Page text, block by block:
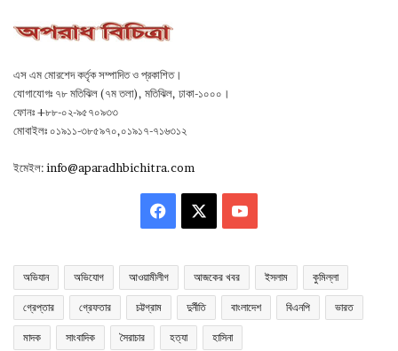
এস এম মোরশেদ কর্তৃক সম্পাদিত ও প্রকাশিত।
যোগাযোগঃ ৭৮ মতিঝিল (৭ম তলা), মতিঝিল, ঢাকা-১০০০।
ফোনঃ +৮৮-০২-৯৫৭০৯৩৩
মোবাইলঃ ০১৯১১-৩৮৫৯৭০,০১৯১৭-৭১৬৩১২
ইমেইল:info@aparadhbichitra.com
Facebook YouTube
অভিযান অভিযোগ আওয়ামীলীগ আজকের খবর ইসলাম কুমিল্লা
গ্রেপ্তার গ্রেফতার চট্টগ্রাম দুর্নীতি বাংলাদেশ বিএনপি ভারত
মাদক সাংবাদিক সৈরাচার হত্যা হাসিনা